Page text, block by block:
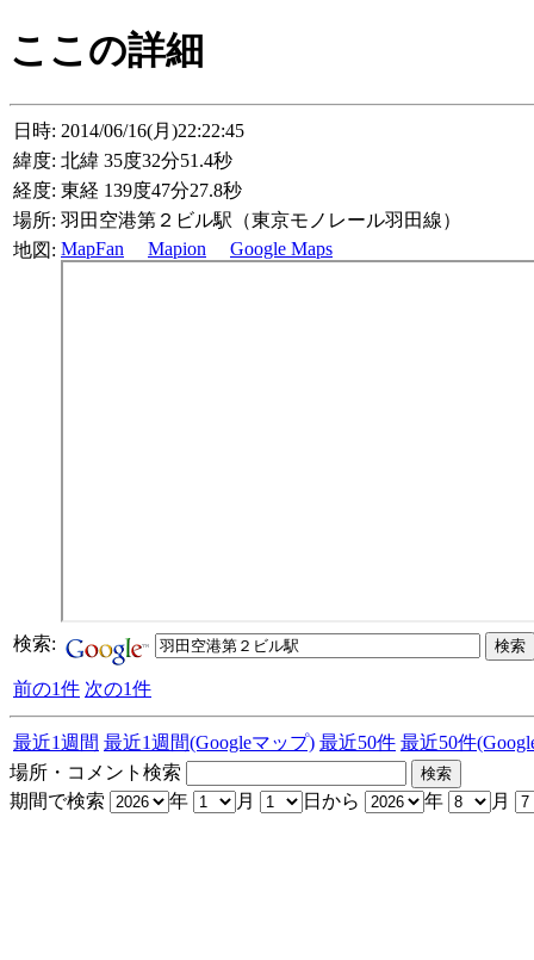
ここの詳細
日時: 2014/06/16(月)22:22:45
緯度: 北緯 35度32分51.4秒
経度: 東経 139度47分27.8秒
場所: 羽田空港第２ビル駅（東京モノレール羽田線）
地図: MapFan Mapion Google Maps
検索:
前の1件 次の1件
最近1週間 最近1週間(Googleマップ) 最近50件 最近50件
場所・コメント検索
期間で検索
年 月 日から 年 月